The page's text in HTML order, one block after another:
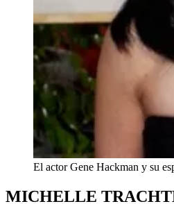
El actor Gene Hackman y su
MICHELLE